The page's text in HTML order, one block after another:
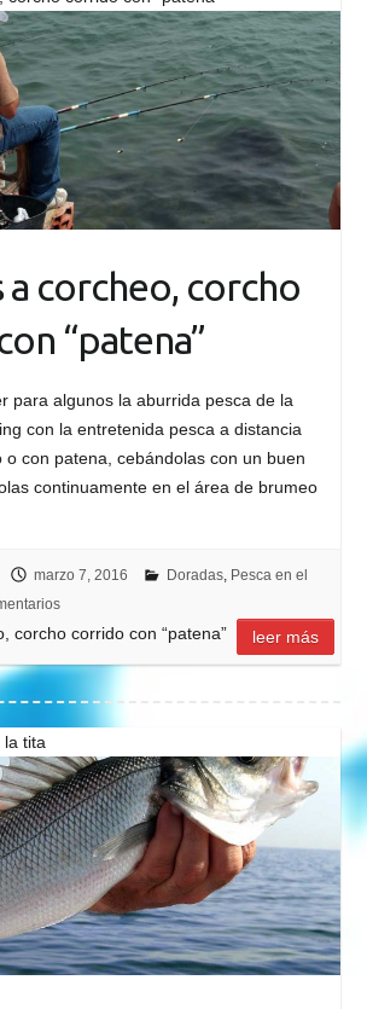
a corcheo, corcho
“patena”
para algunos la aburrida pesca de la
con la entretenida pesca a distancia
o con patena, cebándolas con un buen
continuamente en el área de brumeo
marzo 7, 2016 Doradas, Pesca en el
corcho corrido con “patena” leer más
tita